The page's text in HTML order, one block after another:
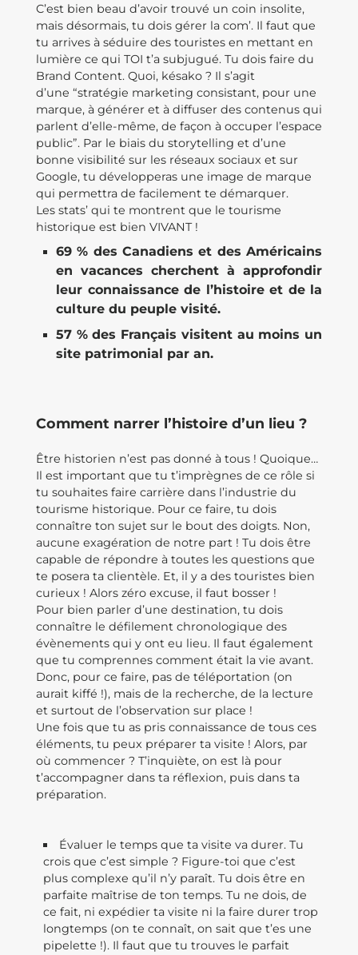
C’est bien beau d’avoir trouvé un coin insolite,
mais désormais, tu dois gérer la com’. Il faut que
tu arrives à séduire des touristes en mettant en
lumière ce qui TOI t’a subjugué. Tu dois faire du
Brand Content. Quoi, késako ? Il s’agit
d’une “stratégie marketing consistant, pour une
marque, à générer et à diffuser des contenus qui
parlent d’elle-même, de façon à occuper l’espace
public”. Par le biais du storytelling et d’une
bonne visibilité sur les réseaux sociaux et sur
Google, tu développeras une image de marque
qui permettra de facilement te démarquer.
Les stats’ qui te montrent que le tourisme
historique est bien VIVANT !
69 % des Canadiens et des Américains
en vacances cherchent à approfondir
leur connaissance de l’histoire et de la
culture du peuple visité.
57 % des Français visitent au moins un
site patrimonial par an.
Comment narrer l’histoire d’un lieu ?
Être historien n’est pas donné à tous ! Quoique…
Il est important que tu t’imprègnes de ce rôle si
tu souhaites faire carrière dans l’industrie du
tourisme historique. Pour ce faire, tu dois
connaître ton sujet sur le bout des doigts. Non,
aucune exagération de notre part ! Tu dois être
capable de répondre à toutes les questions que
te posera ta clientèle. Et, il y a des touristes bien
curieux ! Alors zéro excuse, il faut bosser !
Pour bien parler d’une destination, tu dois
connaître le défilement chronologique des
évènements qui y ont eu lieu. Il faut également
que tu comprennes comment était la vie avant.
Donc, pour ce faire, pas de téléportation (on
aurait kiffé !), mais de la recherche, de la lecture
et surtout de l’observation sur place !
Une fois que tu as pris connaissance de tous ces
éléments, tu peux préparer ta visite ! Alors, par
où commencer ? T’inquiète, on est là pour
t’accompagner dans ta réflexion, puis dans ta
préparation.
Évaluer le temps que ta visite va durer. Tu
crois que c’est simple ? Figure-toi que c’est
plus complexe qu’il n’y paraît. Tu dois être en
parfaite maîtrise de ton temps. Tu ne dois, de
ce fait, ni expédier ta visite ni la faire durer trop
longtemps (on te connaît, on sait que t’es une
pipelette !). Il faut que tu trouves le parfait